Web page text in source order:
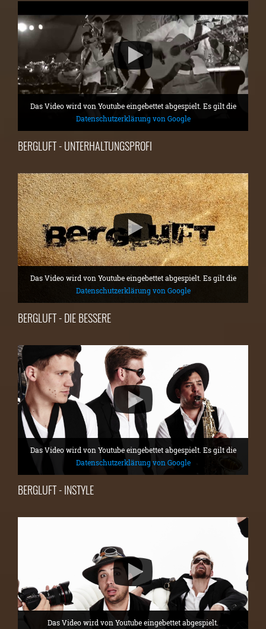
Das Video wird von Youtube eingebettet abgespielt. Es gilt die
Datenschutzerklärung von Google
BERGLUFT - UNTERHALTUNGSPROFI
Das Video wird von Youtube eingebettet abgespielt. Es gilt die
Datenschutzerklärung von Google
BERGLUFT - DIE BESSERE
Das Video wird von Youtube eingebettet abgespielt. Es gilt die
Datenschutzerklärung von Google
BERGLUFT - INSTYLE
Das Video wird von Youtube eingebettet abgespielt.